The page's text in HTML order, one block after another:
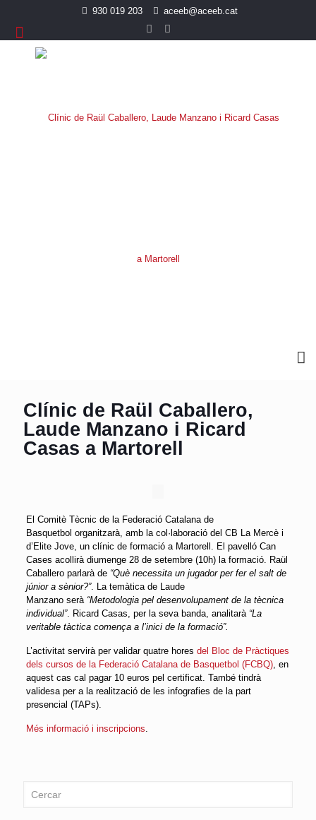
930 019 203 aceeb@aceeb.cat
Clínic de Raül Caballero,
Laude Manzano i Ricard
Casas a Martorell
El Comitè Tècnic de la Federació Catalana de
Basquetbol organitzarà, amb la col·laboració del CB La Mercè i
d’Elite Jove, un clínic de formació a Martorell. El pavelló Can
Cases acollirà diumenge 28 de setembre (10h) la formació. Raül
Caballero parlarà de “Què necessita un jugador per fer el salt de
júnior a sènior?”. La temàtica de Laude
Manzano serà “Metodologia pel desenvolupament de la tècnica
individual”. Ricard Casas, per la seva banda, analitarà “La
veritable tàctica comença a l’inici de la formació”.
L’activitat servirà per validar quatre hores del Bloc de Pràctiques
dels cursos de la Federació Catalana de Basquetbol (FCBQ), en
aquest cas cal pagar 10 euros pel certificat. També tindrà
validesa per a la realització de les infografies de la part
presencial (TAPs).
Més informació i inscripcions.